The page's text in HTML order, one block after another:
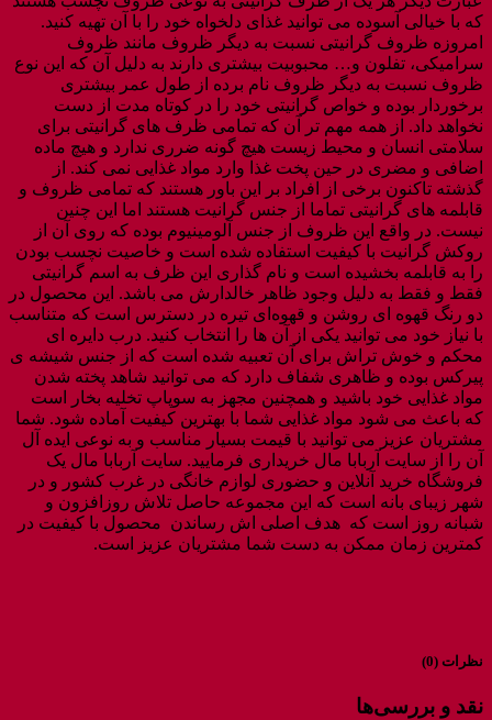
که با خیالی آسوده می توانید غذای دلخواه خود را با آن تهیه کنید.
امروزه ظروف گرانیتی نسبت به دیگر ظروف مانند ظروف
سرامیکی، تفلون و… محبوبیت بیشتری دارند به دلیل آن که این نوع
ظروف نسبت به دیگر ظروف نام برده از طول عمر بیشتری
برخوردار بوده و خواص گرانیتی خود را در کوتاه مدت از دست
نخواهد داد. از همه مهم تر آن که تمامی ظرف های گرانیتی برای
سلامتی انسان و محیط زیست هیچ گونه ضرری ندارد و هیچ ماده
اضافی و مضری در حین پخت غذا وارد مواد غذایی نمی کند. از
گذشته تاکنون برخی از افراد بر این باور هستند که تمامی ظروف و
قابلمه های گرانیتی تماما از جنس گرانیت هستند اما این چنین
نیست. در واقع این ظروف از جنس آلومینیوم بوده که روی آن از
روکش گرانیت با کیفیت استفاده شده است و خاصیت نچسب بودن
را به قابلمه بخشیده است و نام گذاری این ظرف به اسم گرانیتی
فقط و فقط به دلیل وجود ظاهر خالدارش می باشد. این محصول در
دو رنگ قهوه ای روشن و قهوه‌ای تیره در دسترس است که متناسب
با نیاز خود می توانید یکی از آن ها را انتخاب کنید. درب دایره ای
محکم و خوش تراش برای آن تعبیه شده است که از جنس شیشه ی
پیرکس بوده و ظاهری شفاف دارد که می توانید شاهد پخته شدن
مواد غذایی خود باشید و همچنین مجهز به سوپاپ تخلیه بخار است
که باعث می شود مواد غذایی شما با بهترین کیفیت آماده شود. شما
مشتریان عزیز می توانید با قیمت بسیار مناسب و به نوعی ایده آل
آن را از سایت آربابا مال خریداری فرمایید. سایت آربابا مال یک
فروشگاه خرید آنلاین و حضوری لوازم خانگی در غرب کشور و در
شهر زیبای بانه است که این مجموعه حاصل تلاش روزافزون و
شبانه روز است که هدف اصلی اش رساندن محصول با کیفیت در
کمترین زمان ممکن به دست شما مشتریان عزیز است.
نظرات (0)
نقد و بررسی‌ها